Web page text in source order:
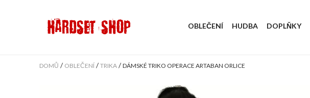
OBLEČENÍ HUDBA DOPLŇKY
DOMŮ / OBLEČENÍ /TRIKA /DÁMSKÉ TRIKO OPERACE ARTABAN ORLICE